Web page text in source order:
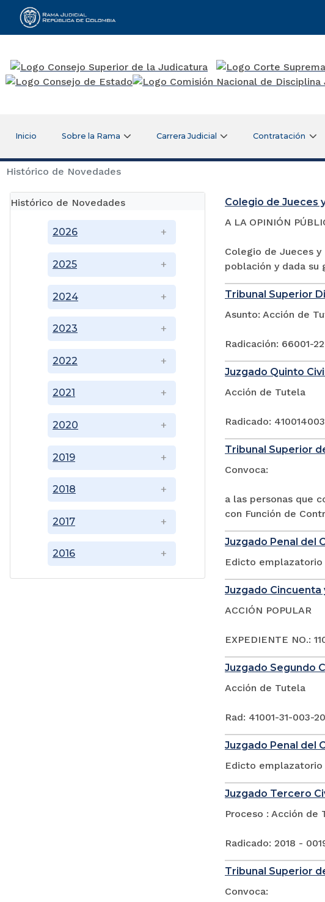
Rama Judicial
Inicio Sobre la Rama Carrera Judicial Contratación
Histórico de Novedades
Histórico de Novedades
2016
2017
2018
2019
2020
2021
2022
2023
2024
2025
2026
Colegio de Jueces
A LA OPINIÓN
Colegio de Jueces
población y dada su
Tribunal Superior
Asunto: Acción de
Radicación: 66001-
Juzgado Quinto
Acción de Tutela
Radicado:
Tribunal Superior
Convoca:
a las personas que
con Función de
Juzgado Penal del
Edicto
Juzgado
ACCIÓN POPULAR
EXPEDIENTE NO.:
Juzgado Segundo
Acción de Tutela
Rad: 41001-31-003-
Juzgado Penal del
Edicto
Juzgado Tercero
Proceso : Acción de
Radicado: 2018 -
Tribunal Superior
Convoca: